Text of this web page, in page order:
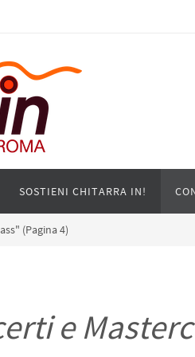
SOSTIENI CHITARRA IN!
(Pagina 4)
e